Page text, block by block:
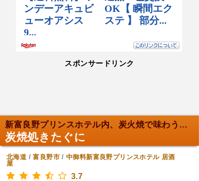
スポンサードリンク
新富良野プリンスホテル内、炭火焼で味わう美味。
炭焼処きたぐに
北海道 /富良野市/中御料新富良野プリンスホテル 居酒
屋
3.7